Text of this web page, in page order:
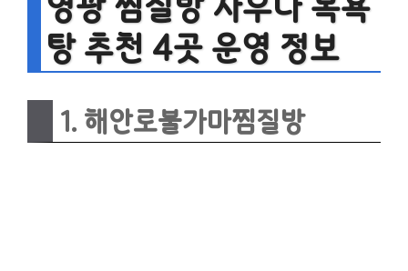
탕 추천 4곳 운영 정보
1. 해안로불가마찜질방